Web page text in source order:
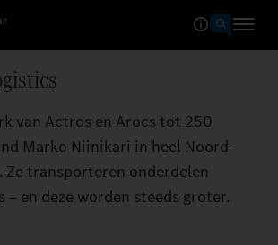
van Actros en Arocs tot 250
Marko Niinikari in heel Noord-
Ze transporteren onderdelen
en deze worden steeds groter.